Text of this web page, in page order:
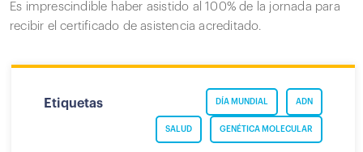
Es imprescindible haber asistido al 100% de la jornada para
recibir el certificado de asistencia acreditado.
Etiquetas ADN
DÍA MUNDIAL
GENÉTICA MOLECULAR
SALUD